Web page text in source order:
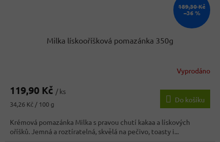
189,30 Kč
–36 %
Milka lískooříšková pomazánka 350g
produktu
4,0
z
5
hvězdiček.
Vyprodáno
119,90 Kč / ks
Měrná
34,26 Kč / 100 g
Do košíku
Krémová pomazánka Milka s pravou chutí kakaa a lískových
oříšků. Jemná a roztíratelná, skvělá na pečivo, toasty i...